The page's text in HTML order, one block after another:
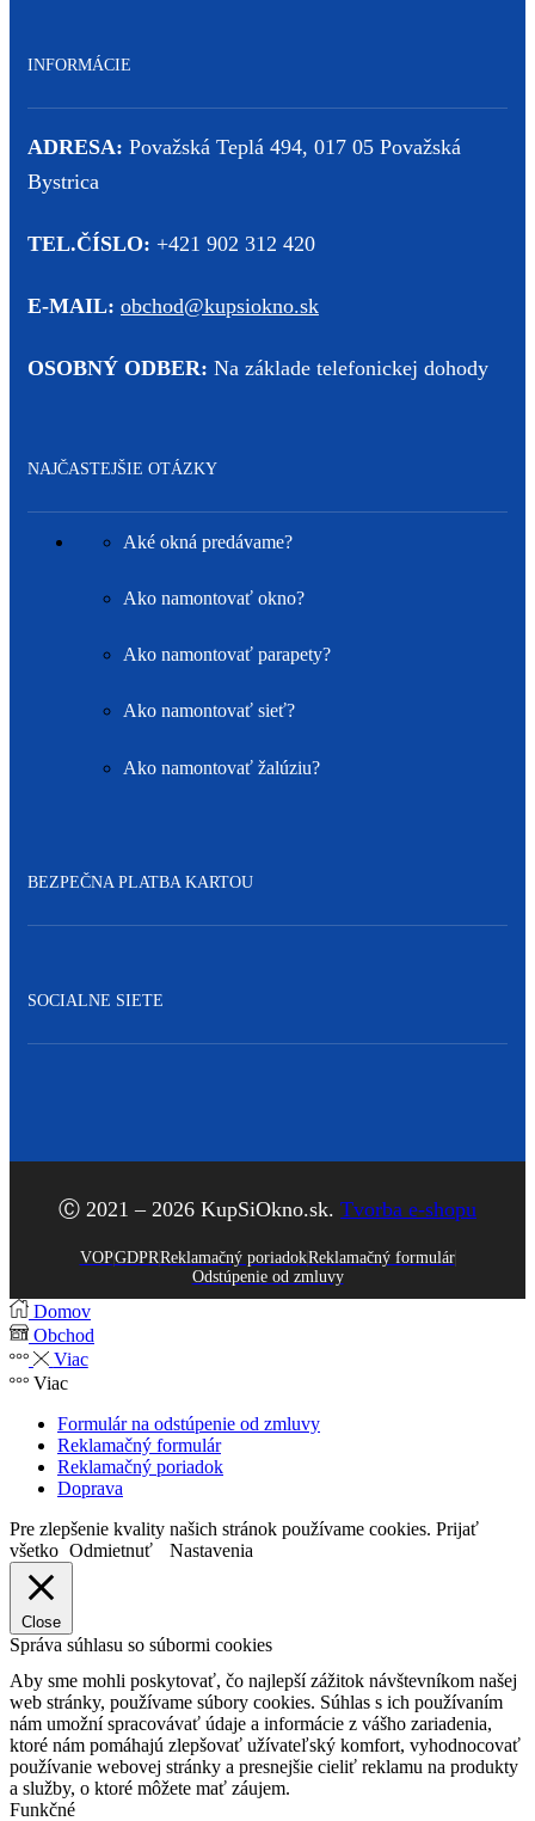
INFORMÁCIE
ADRESA: Považská Teplá 494, 017 05 Považská
Bystrica
TEL.ČÍSLO: +421 902 312 420
E-MAIL: obchod@kupsiokno.sk
OSOBNÝ ODBER: Na základe telefonickej dohody
NAJČASTEJŠIE OTÁZKY
Aké okná predávame?
Ako namontovať okno?
Ako namontovať parapety?
Ako namontovať sieť?
Ako namontovať žalúziu?
BEZPEČNA PLATBA KARTOU
SOCIALNE SIETE
Ⓒ 2021 – 2026 KupSiOkno.sk. Tvorba e-shopu
VOPGDPRReklamačný poriadokReklamačný formulár
Odstúpenie od zmluvy
Domov
Obchod
Viac
Viac
Formulár na odstúpenie od zmluvy
Reklamačný formulár
Reklamačný poriadok
Doprava
Pre zlepšenie kvality našich stránok používame cookies. Prijať
všetko Odmietnuť Nastavenia
Close
Správa súhlasu so súbormi cookies
Aby sme mohli poskytovať, čo najlepší zážitok návštevníkom našej
web stránky, používame súbory cookies. Súhlas s ich používaním
nám umožní spracovávať údaje a informácie z vášho zariadenia,
ktoré nám pomáhajú zlepšovať užívateľský komfort, vyhodnocovať
používanie webovej stránky a presnejšie cieliť reklamu na produkty
a služby, o ktoré môžete mať záujem.
Funkčné